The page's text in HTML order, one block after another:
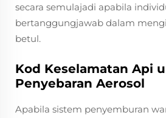
secara semulajadi apabila
bertanggungjawab dalam
betul.
Kod Keselamatan Api
Penyebaran Aerosol
Apabila sistem penyemburan